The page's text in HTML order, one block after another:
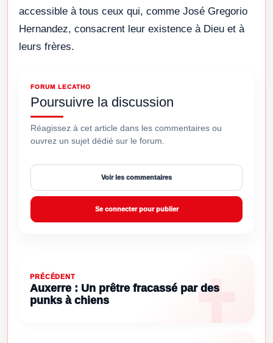
accessible à tous ceux qui, comme José Gregorio
Hernandez, consacrent leur existence à Dieu et à
leurs frères.
FORUM LECATHO
Poursuivre la discussion
Réagissez à cet article dans les commentaires ou
ouvrez un sujet dédié sur le forum.
Voir les commentaires
Se connecter pour publier
PRÉCÉDENT
Auxerre : Un prêtre fracassé par des
punks à chiens